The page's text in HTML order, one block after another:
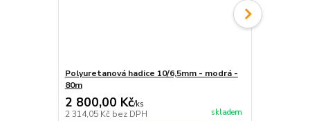
Polyuretanová hadice 10/6,5mm - modrá -
80m
2 800,00 Kč/ks
2 314,05 Kč bez DPH skladem